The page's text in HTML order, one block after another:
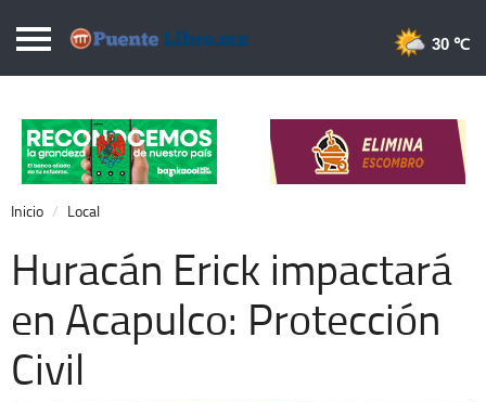
Puentelibre.mx
Local
Nacional
Opinión
Cronos
Economía
Espectáculos
30 ℃
Inicio Local
Huracán Erick impactará
en Acapulco: Protección
Civil